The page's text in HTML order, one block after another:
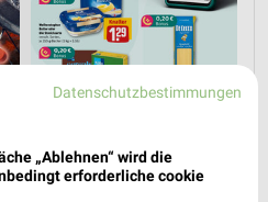
Datenschutzbestimmungen
„Ablehnen“ wird die
erforderliche cookie